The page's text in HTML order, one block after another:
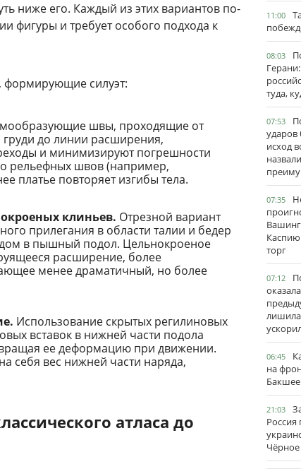
ниже его. Каждый из этих вариантов по-
фигуры и требует особого подхода к
формирующие силуэт:
швы, проходящие от
до линии расширения,
и минимизируют погрешности
рельефных швов (например,
платье повторяет изгибы тела.
клиньев. Отрезной вариант
прилегания в области талии и бедер
в пышный подол. Цельнокроеное
расширение, более
менее драматичный, но более
Использование скрытых регилиновых
вставок в нижней части подола
ее деформацию при движении.
себя вес нижней части наряда,
атласа до
11:00
08:03
туда,
07:53
исход
07:35
торг
07:12
06:45
на
21:03
Россия